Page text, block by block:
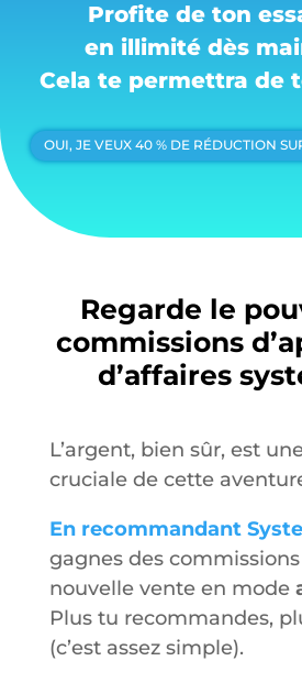
Profite de ton
en illimité dès
Cela te permettra de
OUI, JE VEUX 40 % DE RÉDUCTION
Regarde le p
commissions
d’affaires
L’argent, bien sûr, est
cruciale de cette
En recommandant
gagnes des
nouvelle vente en mode
Plus tu recommandes,
(c’est assez simple).